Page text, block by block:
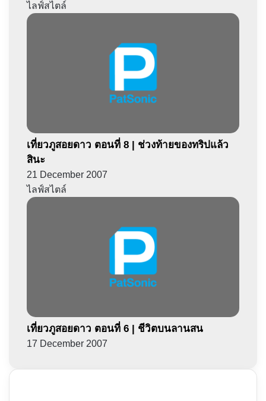
ไลฟ์สไตล์
เที่ยวภูสอยดาว ตอนที่ 8 | ช่วงท้ายของทริปแล้ว
สินะ
21 December 2007
ไลฟ์สไตล์
เที่ยวภูสอยดาว ตอนที่ 6 | ชีวิตบนลานสน
17 December 2007